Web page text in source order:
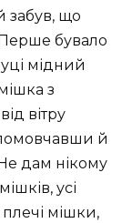
забув, що
бувало
мідний
з
вітру
помовчавши й
дам нікому
усі
плечі мішки,